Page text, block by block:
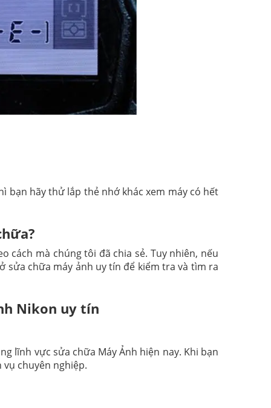
bạn hãy thử lắp thẻ nhớ khác xem máy có hết
mà chúng tôi đã chia sẻ. Tuy nhiên, nếu
sửa chữa máy ảnh uy tín để kiểm tra và tìm ra
Nikon uy tín
lĩnh vực sửa chữa Máy Ảnh hiện nay. Khi bạn
chuyên nghiệp.